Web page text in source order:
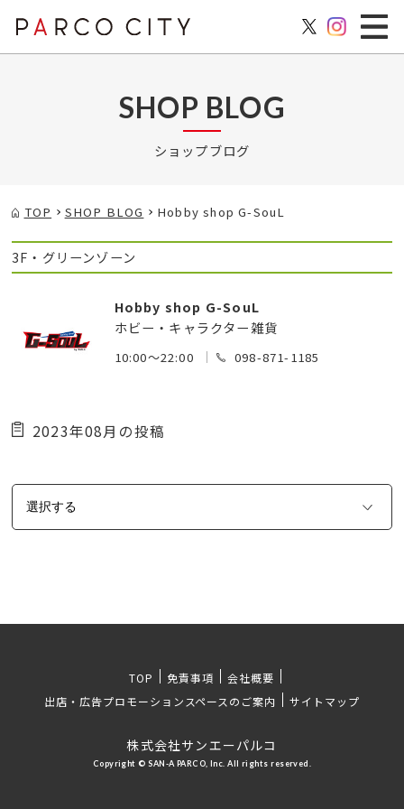
SHOP BLOG
ショップブログ
TOP SHOP BLOG Hobby shop G-SouL
3F・グリーンゾーン
Hobby shop G-SouL
ホビー・キャラクター雑貨
10:00～22:00 098-871-1185
2023年08月の投稿
TOP 免責事項
会社概要
出店・広告プロモーションスペースのご案内
サイトマップ
株式会社サンエーパルコ
Copyright © SAN-A PARCO, Inc. All rights reserved.